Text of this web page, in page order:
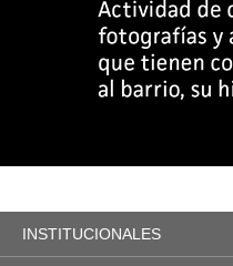
INSTITUCIONALES